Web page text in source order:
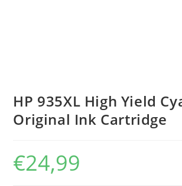
HP 935XL High Yield
Original Ink Cartridge
€24,99